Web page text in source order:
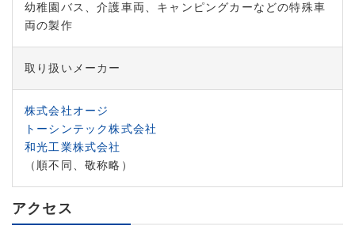
幼稚園バス、介護車両、キャンピングカーなどの特殊車
両の製作
取り扱いメーカー
株式会社オージ
トーシンテック株式会社
和光工業株式会社
（順不同、敬称略）
アクセス